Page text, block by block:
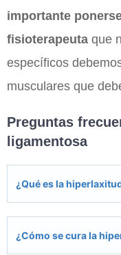
importante
fisioterapeuta que
específicos
musculares que
Preguntas
ligamentosa
¿Qué es la
¿Cómo se cura la